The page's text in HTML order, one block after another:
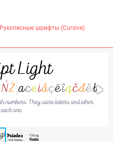
Рукописные шрифты (Cursive)